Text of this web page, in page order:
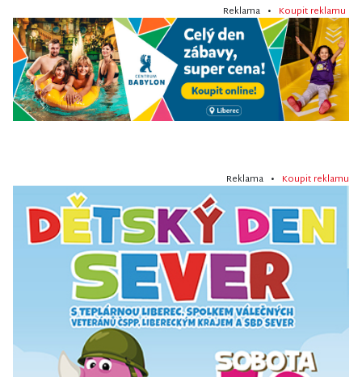
Reklama • Koupit reklamu
Reklama • Koupit reklamu